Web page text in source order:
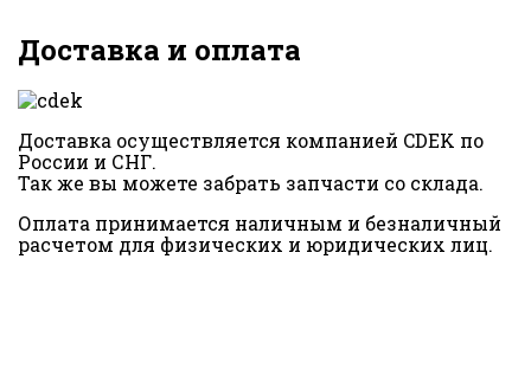
Доставка и оплата
Доставка осуществляется компанией CDEK по
России и СНГ.
Так же вы можете забрать запчасти со склада.
Оплата принимается наличным и безналичный
расчетом для физических и юридических лиц.